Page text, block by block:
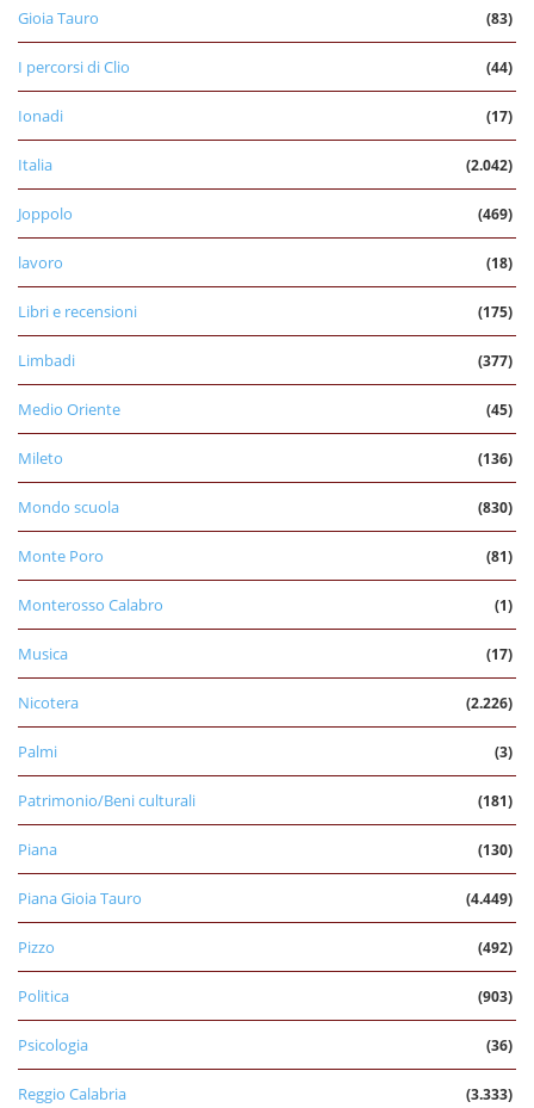
Gioia Tauro (83)
I percorsi di Clio (44)
Ionadi (17)
Italia (2.042)
Joppolo (469)
lavoro (18)
Libri e recensioni (175)
Limbadi (377)
Medio Oriente (45)
Mileto (136)
Mondo scuola (830)
Monte Poro (81)
Monterosso Calabro (1)
Musica (17)
Nicotera (2.226)
Palmi (3)
Patrimonio/Beni culturali (181)
Piana (130)
Piana Gioia Tauro (4.449)
Pizzo (492)
Politica (903)
Psicologia (36)
Reggio Calabria (3.333)